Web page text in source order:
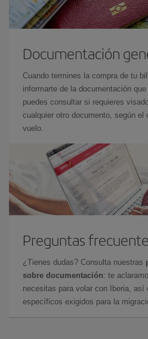
Documentación
Cuando termines la compra de tu
informarte de la documentación
puedes consultar si requieres
cualquier otro documento, según el
vuelo.
Preguntas
¿Tienes dudas? Consulta nuestras
sobre documentación: te
necesitas para volar con Iberia, así
específicos exigidos para la